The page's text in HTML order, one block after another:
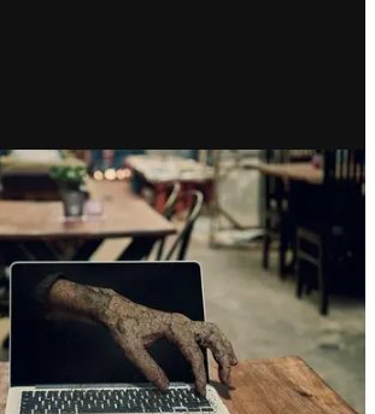
RECIENTE